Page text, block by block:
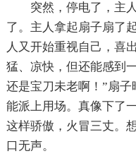
突然，停电了，主人
了。主人拿起扇子扇了
人又开始重视自己，喜
猛、凉快，但还能感到
还是宝刀未老啊！”扇
能派上用场。真像下了
这样骄傲，火冒三丈。
口无声。